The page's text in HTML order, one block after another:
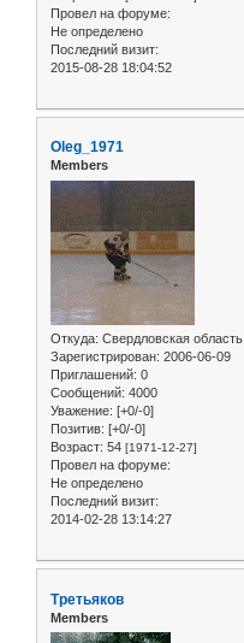
Провел на форуме:
Не определено
Последний визит:
2015-08-28 18:04:52
Oleg_1971
Members
Откуда: Свердловская область
Зарегистрирован: 2006-06-09
Приглашений: 0
Сообщений: 4000
Уважение: [+0/-0]
Позитив: [+0/-0]
Возраст: 54 [1971-12-27]
Провел на форуме:
Не определено
Последний визит:
2014-02-28 13:14:27
Третьяков
Members